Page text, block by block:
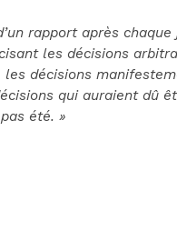
rapport après chaque
les décisions
les décisions
qui auraient dû
été. »